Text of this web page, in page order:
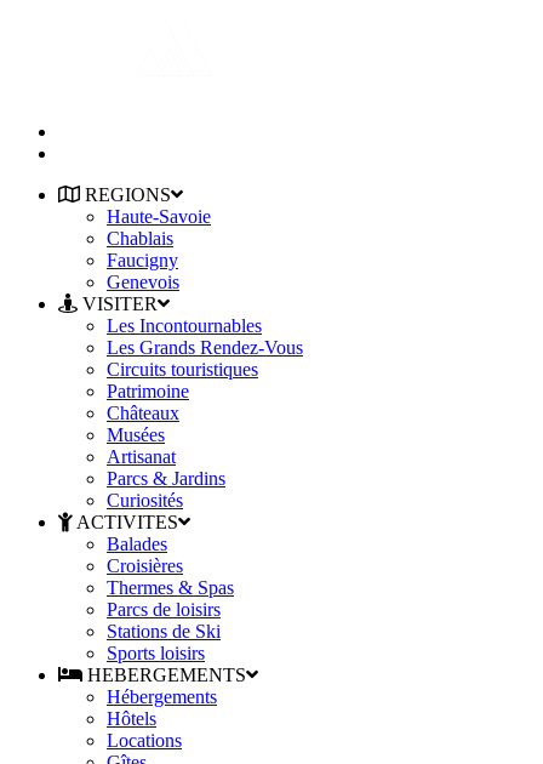
REGIONS
Haute-Savoie
Chablais
Faucigny
Genevois
VISITER
Les Incontournables
Les Grands Rendez-Vous
Circuits touristiques
Patrimoine
Châteaux
Musées
Artisanat
Parcs & Jardins
Curiosités
ACTIVITES
Balades
Croisières
Thermes & Spas
Parcs de loisirs
Stations de Ski
Sports loisirs
HEBERGEMENTS
Hébergements
Hôtels
Locations